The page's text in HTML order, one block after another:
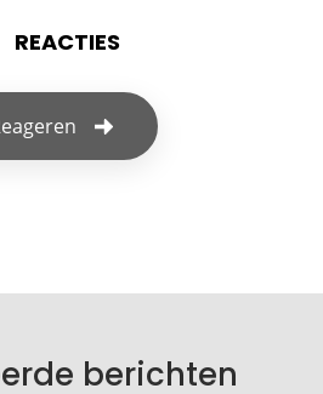
REACTIES
wordt niet gepubliceerd.
berichten